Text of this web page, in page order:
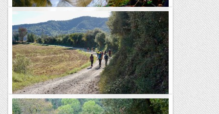
Barranc de Sant Ramon i Salt de Fumanya
Doble jornada barranquista en el Berguedà amb dues
activitats molt diferents entre elles. Primer hem fet el
descens del Barranc del Coll de Sant Ramon, fàcil i obert,...
Blog de muntanya
GR2: Sant Martí Sesserres - Besalú